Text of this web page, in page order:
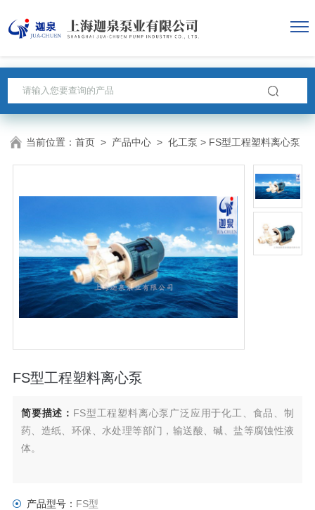
当前位置：首页 > 产品中心 >化工泵 > FS型工程塑料离心泵
FS型工程塑料离心泵
简要描述： FS型工程塑料离心泵广泛应用于化工、食品、制
药、造纸、环保、水处理等部门，输送酸、碱、盐等腐蚀性液
体。
产品型号： FS型